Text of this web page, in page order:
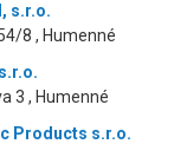
s.r.o.
8 , Humenné
3 , Humenné
Products s.r.o.